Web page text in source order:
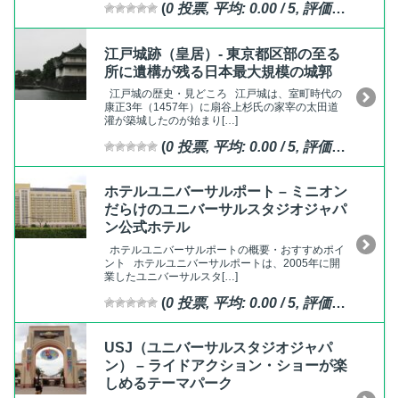
(0 投票, 平均: 0.00 / 5, 評価済
江戸城跡（皇居）- 東京都区部の至る
所に遺構が残る日本最大規模の城郭
江戸城の歴史・見どころ 江戸城は、室町時代の
康正3年（1457年）に扇谷上杉氏の家宰の太田道
灌が築城したのが始まり[…]
(0 投票, 平均: 0.00 / 5, 評価済
ホテルユニバーサルポート – ミニオン
だらけのユニバーサルスタジオジャパ
ン公式ホテル
ホテルユニバーサルポートの概要・おすすめポイ
ント ホテルユニバーサルポートは、2005年に開
業したユニバーサルスタ[…]
(0 投票, 平均: 0.00 / 5, 評価済
USJ（ユニバーサルスタジオジャパ
ン） – ライドアクション・ショーが楽
しめるテーマパーク